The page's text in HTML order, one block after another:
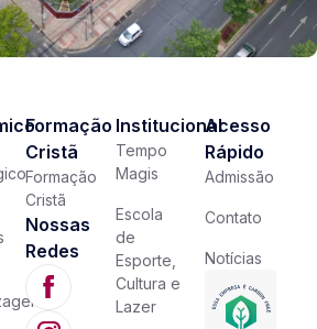
Formação
Cristã
Formação
Cristã
Nossas
Redes
Institucional
Tempo
Magis
Escola
de
Esporte,
Cultura e
Lazer
Acesso
Rápido
Admissão
Contato
Notícias